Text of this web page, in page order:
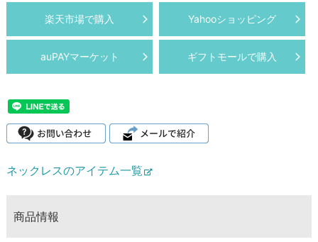
楽天市場で購入 Yahooショッピング
auPAYマーケット ギフトモールで購入
ネックレスのアイテム一覧
商品情報